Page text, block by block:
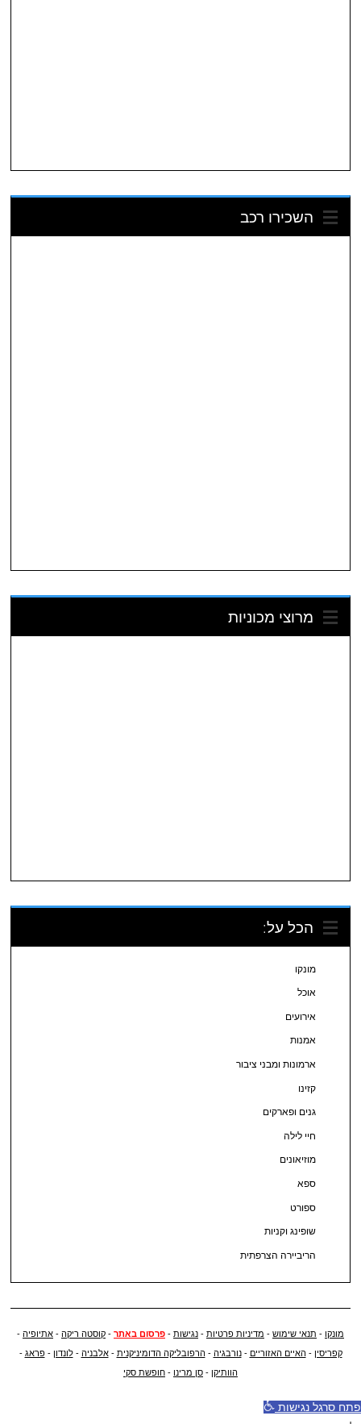
השכירו רכב
מרוצי מכוניות
הכל על:
מונקו
אוכל
אירועים
אמנות
ארמונות ומבני ציבור
קזינו
גנים ופארקים
חיי לילה
מוזיאונים
ספא
ספורט
שופינג וקניות
הריביירה הצרפתית
מונקו - תנאי שימוש - מדיניות פרטיות - נגישות - פרסום באתר - קוסטה ריקה - אתיופיה -
קפריסין -האיים האזוריים -נורבגיה -הרפובליקה הדומיניקנית -אלבניה -לונדון -פראג -
הוותיקן - סן מרינו - חופשת סקי
פתח סרגל נגישות